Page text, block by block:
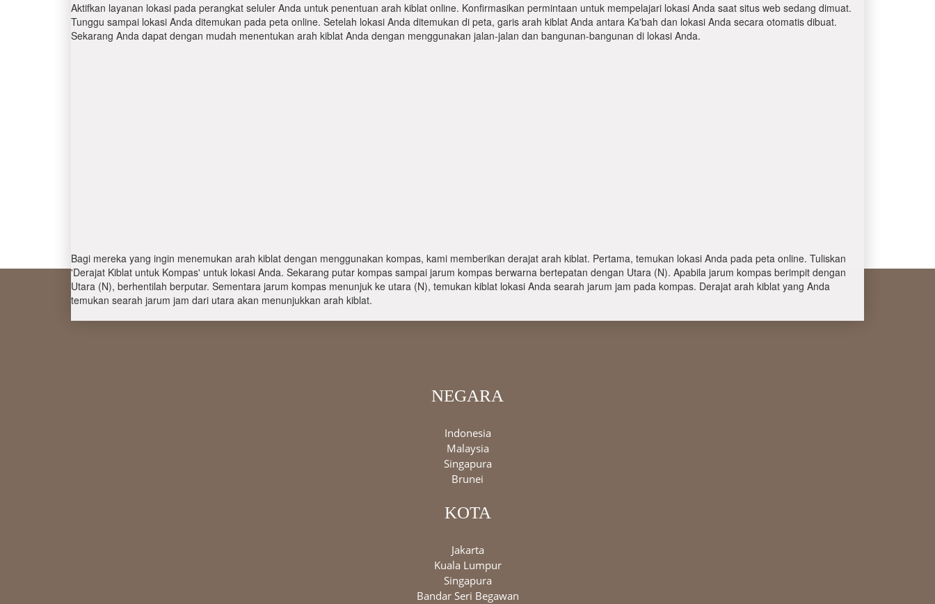
Aktifkan layanan lokasi pada perangkat seluler Anda untuk penentuan arah kiblat online. Konfirmasikan permintaan untuk mempelajari lokasi Anda saat situs web sedang dimuat.
Tunggu sampai lokasi Anda ditemukan pada peta online. Setelah lokasi Anda ditemukan di peta, garis arah kiblat Anda antara Ka'bah dan lokasi Anda secara otomatis dibuat.
Sekarang Anda dapat dengan mudah menentukan arah kiblat Anda dengan menggunakan jalan-jalan dan bangunan-bangunan di lokasi Anda.
Bagi mereka yang ingin menemukan arah kiblat dengan menggunakan kompas, kami memberikan derajat arah kiblat. Pertama, temukan lokasi Anda pada peta online. Tuliskan
'Derajat Kiblat untuk Kompas' untuk lokasi Anda. Sekarang putar kompas sampai jarum kompas berwarna bertepatan dengan Utara (N). Apabila jarum kompas berimpit dengan
Utara (N), berhentilah berputar. Sementara jarum kompas menunjuk ke utara (N), temukan kiblat lokasi Anda searah jarum jam pada kompas. Derajat arah kiblat yang Anda
temukan searah jarum jam dari utara akan menunjukkan arah kiblat.
NEGARA
Indonesia
Malaysia
Singapura
Brunei
KOTA
Jakarta
Kuala Lumpur
Singapura
Bandar Seri Begawan